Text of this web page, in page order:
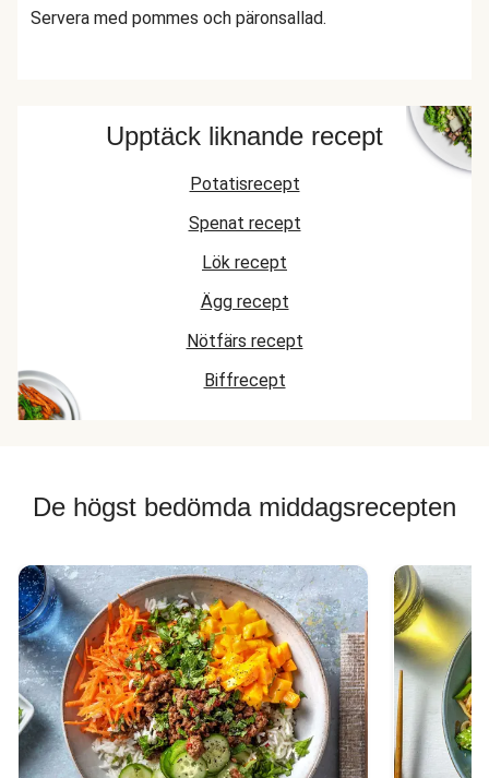
Servera med pommes och päronsallad.
Upptäck liknande recept
Potatisrecept
Spenat recept
Lök recept
Ägg recept
Nötfärs recept
Biffrecept
De högst bedömda middagsrecepten